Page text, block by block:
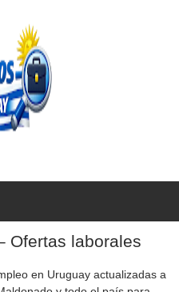
Ofertas laborales
en Uruguay actualizadas a